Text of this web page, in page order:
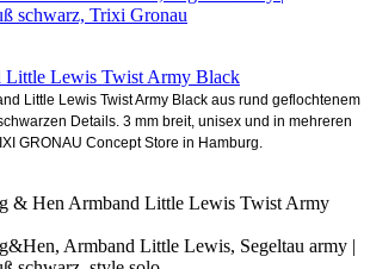
Little Lewis Twist Army Black
Little Lewis Twist Army Black aus rund geflochtenem
Details. 3 mm breit, unisex und in mehreren
GRONAU Concept Store in Hamburg.